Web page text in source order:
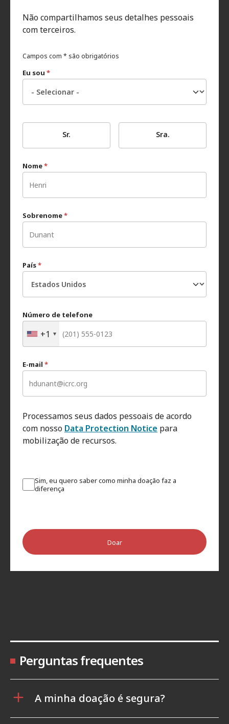
Não compartilhamos seus detalhes pessoais
com terceiros.
Campos com * são obrigatórios
Eu sou *
Sr. Sra.
Nome*
Sobrenome*
País*
Número de telefone
+1
E-mail *
Processamos seus dados pessoais de acordo
com nosso Data Protection Notice para
mobilização de recursos.
Sim, eu quero saber como minha doação faz a
diferença
Doar
Perguntas frequentes
A minha doação é segura?